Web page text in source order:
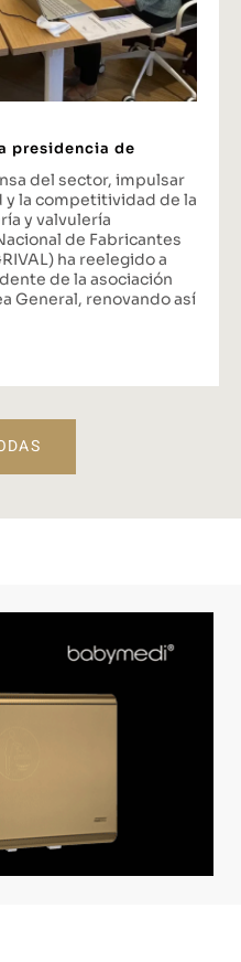
presidencia de
del sector, impulsar
la competitividad de la
y valvulería
de Fabricantes
ha reelegido a
de la asociación
General, renovando así